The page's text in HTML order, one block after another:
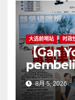
大选前哨站 时政
【Gan
stesen
langkah
8月 5, 2026